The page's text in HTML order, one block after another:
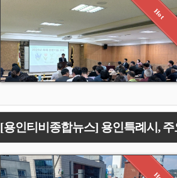
[용인티비종합뉴스] 용인특례시,